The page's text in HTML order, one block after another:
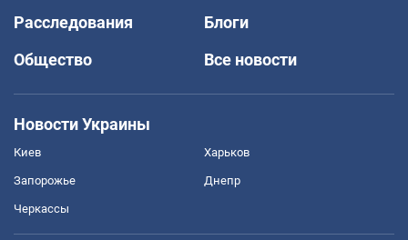
Расследования
Блоги
Общество
Все новости
Новости Украины
Киев Харьков
Запорожье Днепр
Черкассы